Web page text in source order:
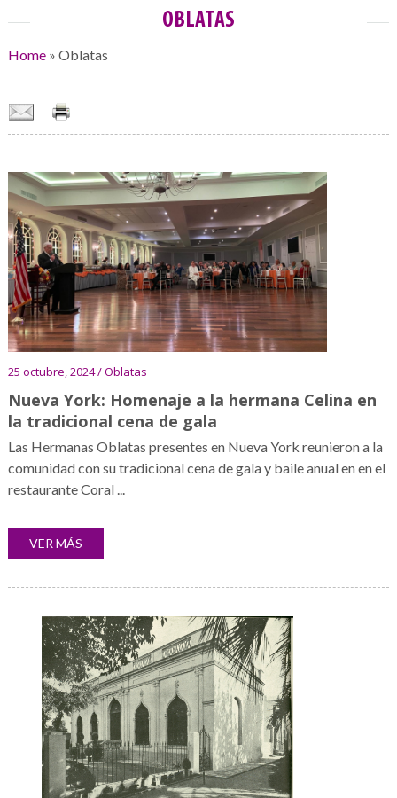
OBLATAS
Home» Oblatas
25 octubre, 2024 / Oblatas
Nueva York: Homenaje a la hermana Celina en
la tradicional cena de gala
Las Hermanas Oblatas presentes en Nueva York reunieron a la
comunidad con su tradicional cena de gala y baile anual en en el
restaurante Coral ...
VER MÁS